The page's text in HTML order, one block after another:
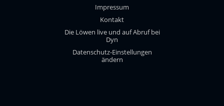
Impressum
Kontakt
Die Löwen live und auf Abruf bei
Dyn
Datenschutz-Einstellungen
ändern